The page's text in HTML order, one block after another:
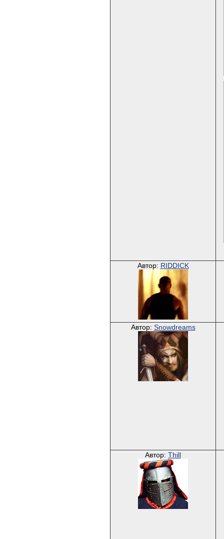
Автор: RIDDICK
Автор: Snowdreams
Автор: Thill